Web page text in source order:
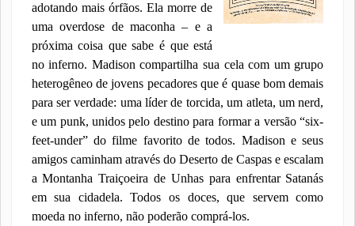
adotando mais órfãos. Ela morre de
uma overdose de maconha – e a
próxima coisa que sabe é que está
no inferno. Madison compartilha sua cela com um grupo
heterogêneo de jovens pecadores que é quase bom demais
para ser verdade: uma líder de torcida, um atleta, um nerd,
e um punk, unidos pelo destino para formar a versão “six-
feet-under” do filme favorito de todos. Madison e seus
amigos caminham através do Deserto de Caspas e escalam
a Montanha Traiçoeira de Unhas para enfrentar Satanás
em sua cidadela. Todos os doces, que servem como
moeda no inferno, não poderão comprá-los.